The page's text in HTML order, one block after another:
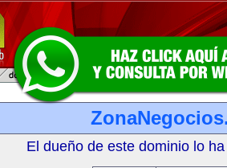
El dueño de este dominio lo